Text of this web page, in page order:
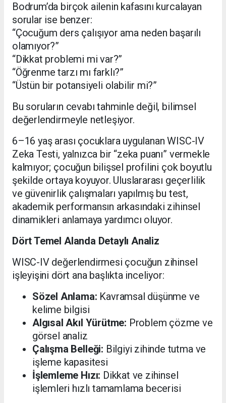
Bodrum’da birçok ailenin kafasını kurcalayan
sorular ise benzer:
“Çocuğum ders çalışıyor ama neden başarılı
olamıyor?”
“Dikkat problemi mi var?”
“Öğrenme tarzı mı farklı?”
“Üstün bir potansiyeli olabilir mi?”
Bu soruların cevabı tahminle değil, bilimsel
değerlendirmeyle netleşiyor.
6–16 yaş arası çocuklara uygulanan WISC-IV
Zeka Testi, yalnızca bir “zeka puanı” vermekle
kalmıyor; çocuğun bilişsel profilini çok boyutlu
şekilde ortaya koyuyor. Uluslararası geçerlilik
ve güvenirlik çalışmaları yapılmış bu test,
akademik performansın arkasındaki zihinsel
dinamikleri anlamaya yardımcı oluyor.
Dört Temel Alanda Detaylı Analiz
WISC-IV değerlendirmesi çocuğun zihinsel
işleyişini dört ana başlıkta inceliyor:
Sözel Anlama: Kavramsal düşünme ve
kelime bilgisi
Algısal Akıl Yürütme: Problem çözme ve
görsel analiz
Çalışma Belleği: Bilgiyi zihinde tutma ve
işleme kapasitesi
İşlemleme Hızı: Dikkat ve zihinsel
işlemleri hızlı tamamlama becerisi